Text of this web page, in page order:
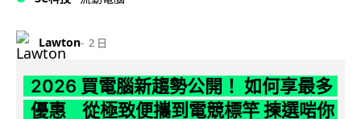
Lawton 2 日
2026 買電腦新趨勢公開！ 如何享最多
優惠 從極致便攜到電競標竿 揀選啱你